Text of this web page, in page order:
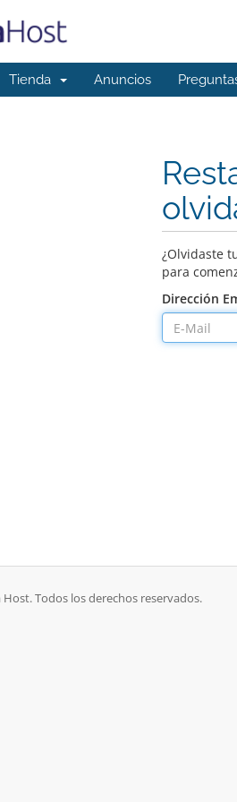
Tienda Anuncios
¿Olvidaste
para
Dirección
Todos los derechos reservados.